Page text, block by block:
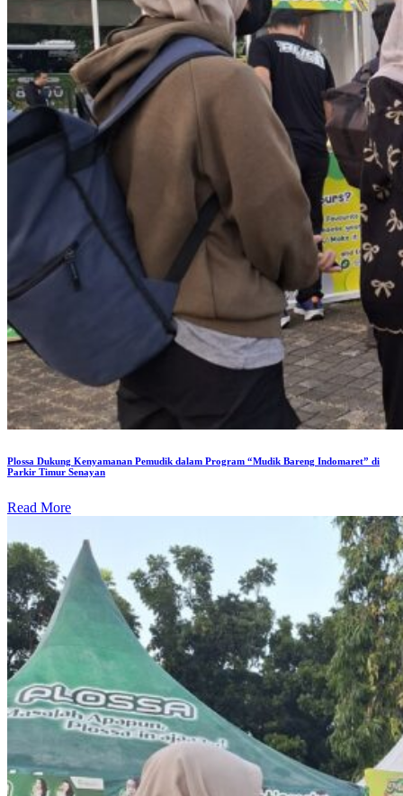
Plossa Dukung Kenyamanan Pemudik dalam Program “Mudik Bareng Indomaret” di
Parkir Timur Senayan
Read More